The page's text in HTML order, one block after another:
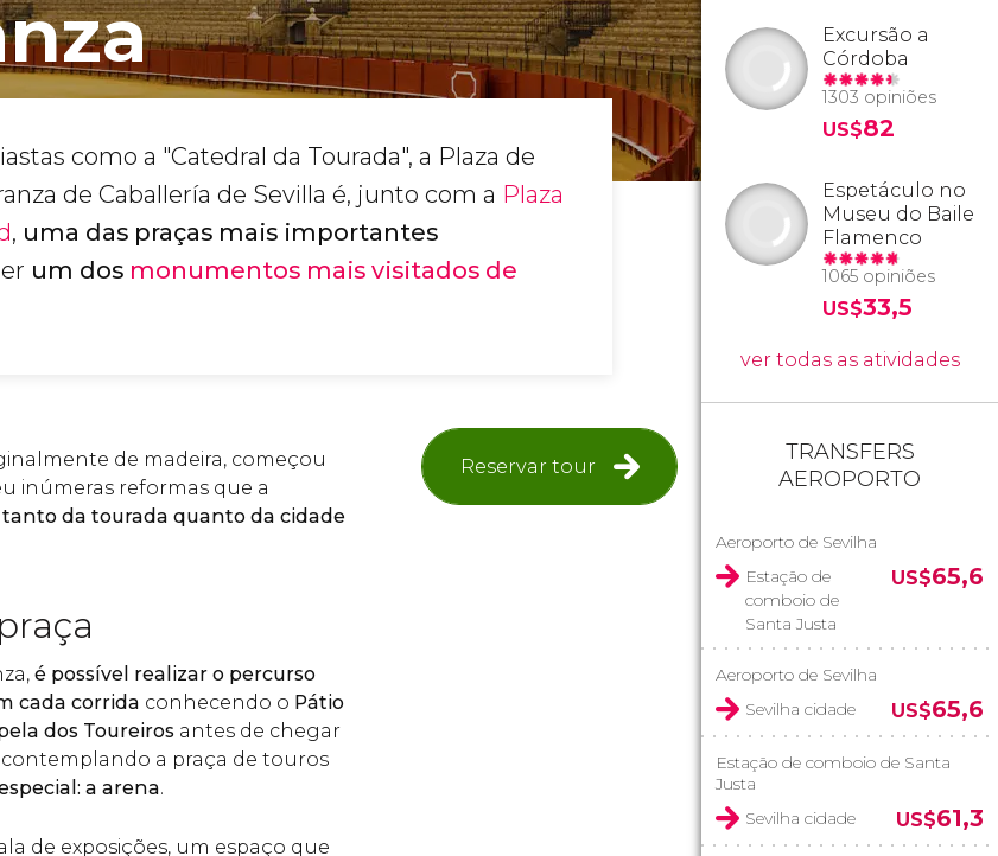
como a "Catedral da Tourada", a Plaza de
de Caballería de Sevilla é, junto com a Plaza
, uma das praças mais importantes
um dos monumentos mais visitados de
Reservar tour
de madeira, começou
inúmeras reformas que a
tanto da tourada quanto da cidade
é possível realizar o percurso
cada corrida conhecendo o Pátio
dos Toureiros antes de chegar
a praça de touros
a arena.
de exposições, um espaço que
Excursão a
Córdoba
1303 opiniões
US$82
Espetáculo no
Museu do Baile
Flamenco
1065 opiniões
US$33,5
ver todas as atividades
TRANSFERS
AEROPORTO
Aeroporto de Sevilha
Estação de
comboio de
Santa Justa
US$65,6
Aeroporto de Sevilha
Sevilha cidade
US$65,6
Estação de comboio de Santa
Justa
Sevilha cidade
US$61,3